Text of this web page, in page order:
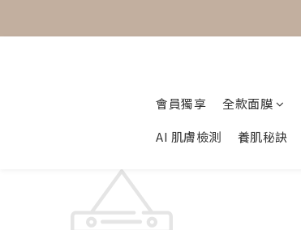
會員獨享 全款面膜
AI 肌膚檢測
養肌秘訣